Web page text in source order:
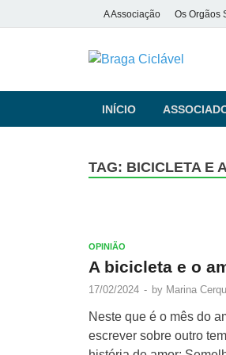
A Associação Os Orgãos
INÍCIO
TAG: BICICLETA E
OPINIÃO
A bicicleta e o
17/02/2024 - by Marina
Neste que é o mês do
escrever sobre outro